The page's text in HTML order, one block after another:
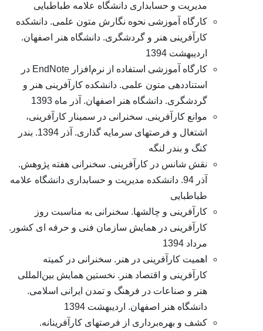
مدیریت و حسابداری دانشگاه علامه طباطبایی
کارگاه آموزشی نحوه نگارش متون علمی. دانشکده
کارآفرینی هنر و گردشگری. دانشگاه هنر اصفهان.
کارگاه آموزشی استفاده از نرم‌افزار EndNote در
استناددهی متون علمی. دانشکده کارآفرینی هنر و
گردشگری. دانشگاه هنر اصفهان. آذر ماه 1393
موانع کارآفرینی. سخنرانی در سمینار کارآفرینی،
اشتغال و فرصتهای سرمایه گذاری. آذر 1394. بندر
کنگ و بندر لنگه
نقش شانس در کارآفرینی. سخنرانی هفته پژوهش.
آذر 94. دانشکده مدیریت و حسابداری دانشگاه علامه
کارآفرینی و چالشها. سخنرانی به مناسبت روز
کارآفرینی در همایش سازمان فنی و حرفه ای کشور.
اهمیت کارآفرینی در هنر. سخنرانی در کمیته
کارآفرینی و اقتصاد هنر. نخستین همایش بین‌المللی
هنر و صناعات در فرهنگ و تمدن ایرانی اسلامی.
دانشگاه هنر اصفهان. اردیبهشت 1394
کشف و بهره‌برداری از فرصتهای کارآفرینانه.